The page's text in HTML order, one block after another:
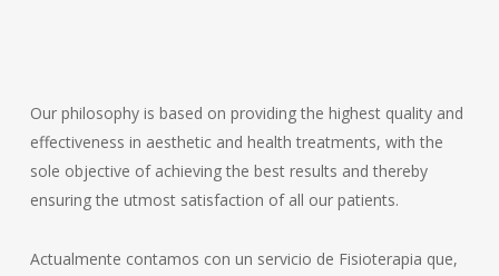
Our philosophy is based on providing the highest quality and
effectiveness in aesthetic and health treatments, with the
sole objective of achieving the best results and thereby
ensuring the utmost satisfaction of all our patients.
Actualmente contamos con un servicio de Fisioterapia que,